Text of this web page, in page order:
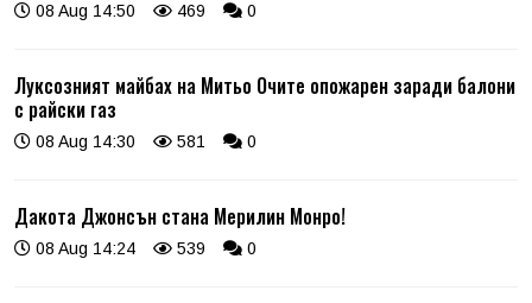
08 Aug 14:50 469 0
Луксозният майбах на Митьо Очите опожарен заради балони
с райски газ
08 Aug 14:30 581 0
Дакота Джонсън стана Мерилин Монро!
08 Aug 14:24 539 0